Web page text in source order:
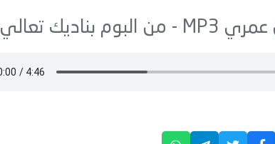
عمري بناديك تعالي